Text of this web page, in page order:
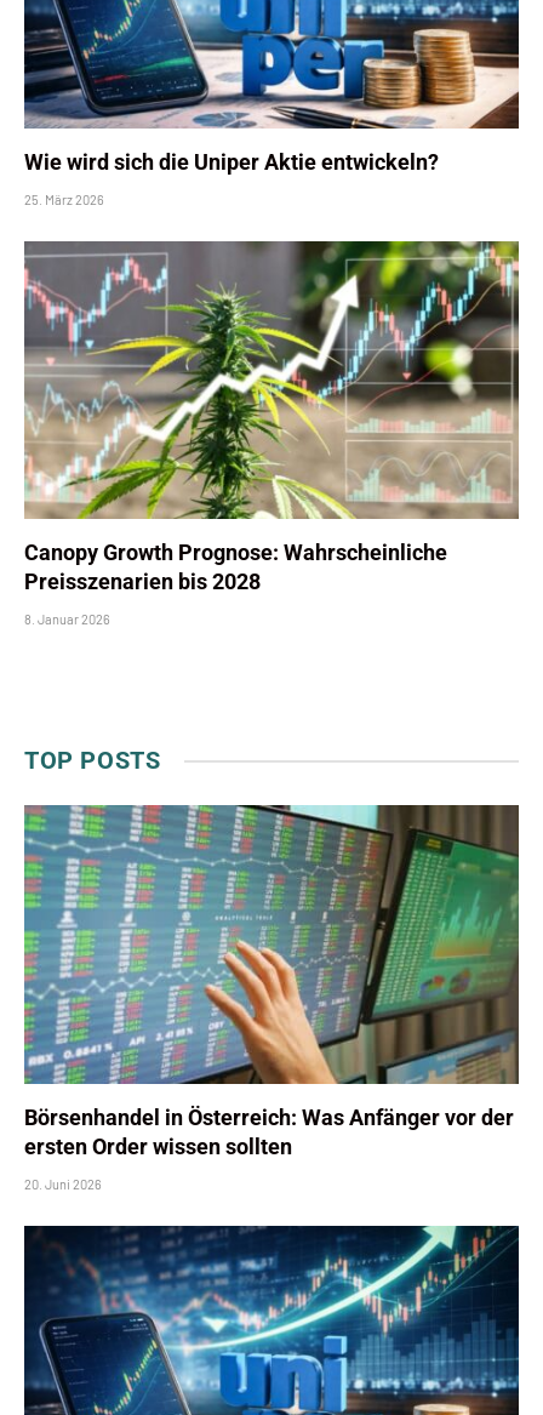
Wie wird sich die Uniper Aktie entwickeln?
25. März 2026
Canopy Growth Prognose: Wahrscheinliche
Preisszenarien bis 2028
8. Januar 2026
TOP POSTS
Börsenhandel in Österreich: Was Anfänger vor der
ersten Order wissen sollten
20. Juni 2026